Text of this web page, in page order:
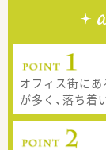
オフィス街に
が多く、落ち着